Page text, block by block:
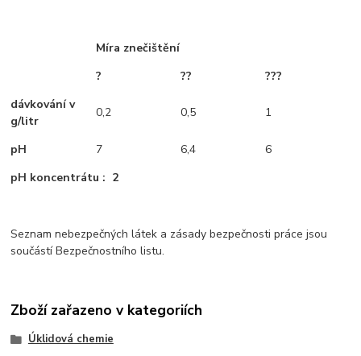
Míra znečištění
?
??
???
dávkování v
g/litr
0,2 0,5 1
pH 7 6,4
6
pH koncentrátu : 2
Seznam nebezpečných látek a zásady bezpečnosti práce jsou
součástí Bezpečnostního listu.
Zboží zařazeno v kategoriích
Úklidová chemie